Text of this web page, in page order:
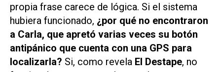
propia frase carece de lógica. Si el sistema
hubiera funcionado, ¿por qué no encontraron
a Carla, que apretó varias veces su botón
antipánico que cuenta con una GPS para
localizarla? Si, como revela El Destape, no